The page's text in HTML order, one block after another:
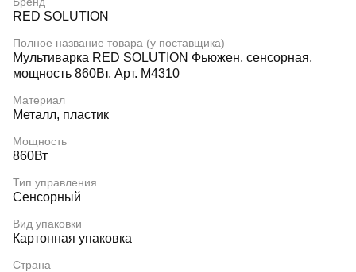
RED SOLUTION
Полное название товара (у поставщика)
Мультиварка RED SOLUTION Фьюжен, сенсорная,
мощность 860Вт, Арт. M4310
Материал
Металл, пластик
Мощность
860Вт
Тип управления
Сенсорный
Вид упаковки
Картонная упаковка
Страна